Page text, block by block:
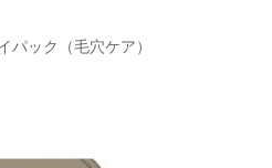
ック（毛穴ケア）